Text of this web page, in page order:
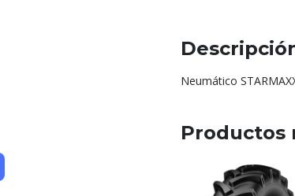
Neumático
Productos